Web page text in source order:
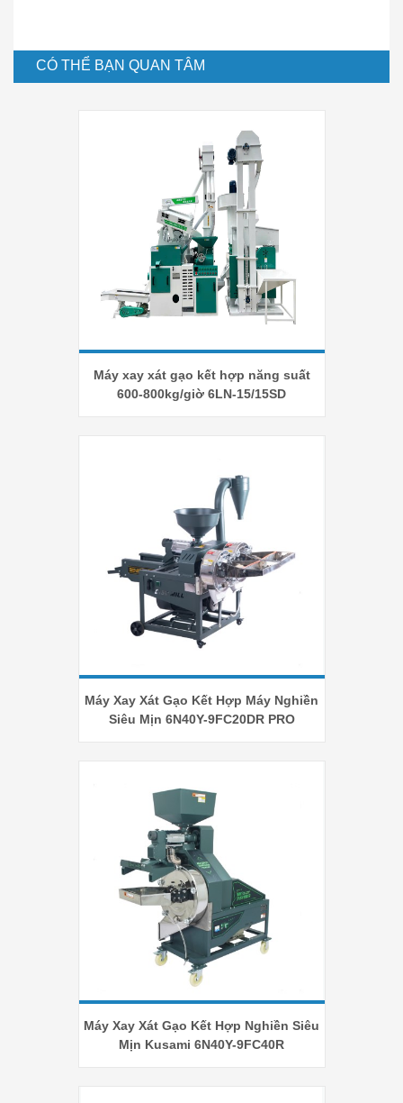
CÓ THỂ BẠN QUAN TÂM
Máy xay xát gạo kết hợp năng suất
600-800kg/giờ 6LN-15/15SD
Máy Xay Xát Gạo Kết Hợp Máy Nghiền
Siêu Mịn 6N40Y-9FC20DR PRO
Máy Xay Xát Gạo Kết Hợp Nghiền Siêu
Mịn Kusami 6N40Y-9FC40R